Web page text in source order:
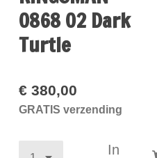
0868 02 Dark
Turtle
€ 380,00
GRATIS verzending
In